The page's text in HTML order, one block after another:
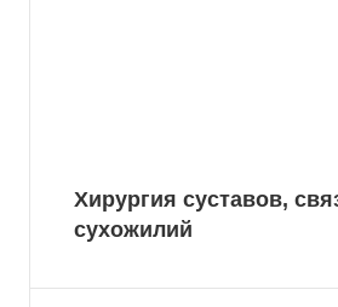
Хирургия суставов,
сухожилий